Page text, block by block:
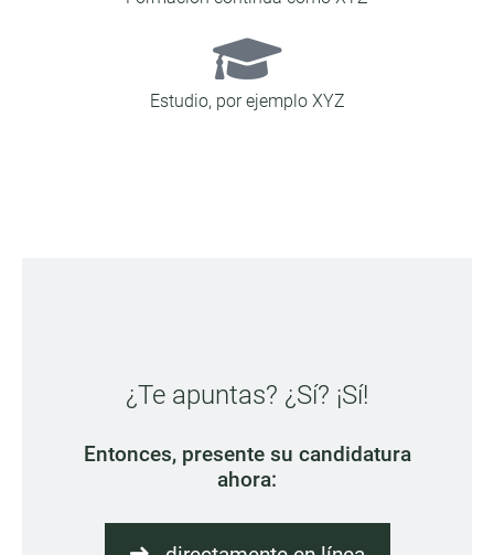
Estudio, por ejemplo XYZ
¿Te apuntas? ¿Sí? ¡Sí!
Entonces, presente su candidatura
ahora: